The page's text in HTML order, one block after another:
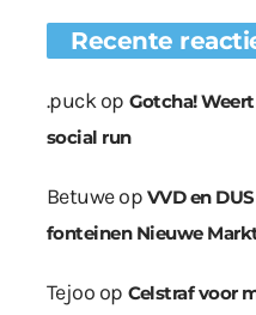
Recente
.puckop Gotcha!
social run
Betuweop VVD en
fonteinen Nieuwe
Tejoo op Celstraf voor